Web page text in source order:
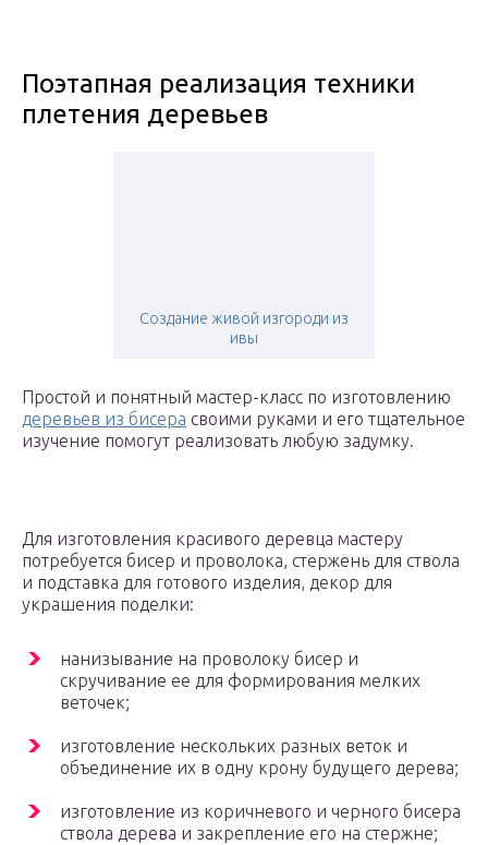
Поэтапная реализация техники
плетения деревьев
Создание живой изгороди из
ивы
Простой и понятный мастер-класс по изготовлению
деревьев из бисера своими руками и его тщательное
изучение помогут реализовать любую задумку.
Для изготовления красивого деревца мастеру
потребуется бисер и проволока, стержень для ствола
и подставка для готового изделия, декор для
украшения поделки:
нанизывание на проволоку бисер и
скручивание ее для формирования мелких
веточек;
изготовление нескольких разных веток и
объединение их в одну крону будущего дерева;
изготовление из коричневого и черного бисера
ствола дерева и закрепление его на стержне;